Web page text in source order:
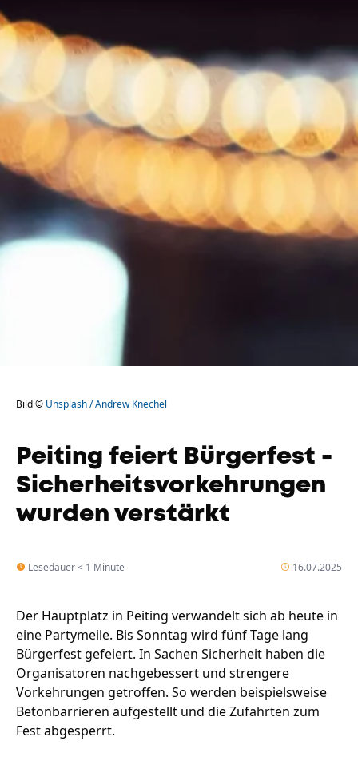
Bild © Unsplash / Andrew Knechel
Peiting feiert Bürgerfest -
Sicherheitsvorkehrungen
wurden verstärkt
Lesedauer < 1 Minute 16.07.2025
Der Hauptplatz in Peiting verwandelt sich ab heute in
eine Partymeile. Bis Sonntag wird fünf Tage lang
Bürgerfest gefeiert. In Sachen Sicherheit haben die
Organisatoren nachgebessert und strengere
Vorkehrungen getroffen. So werden beispielsweise
Betonbarrieren aufgestellt und die Zufahrten zum
Fest abgesperrt.